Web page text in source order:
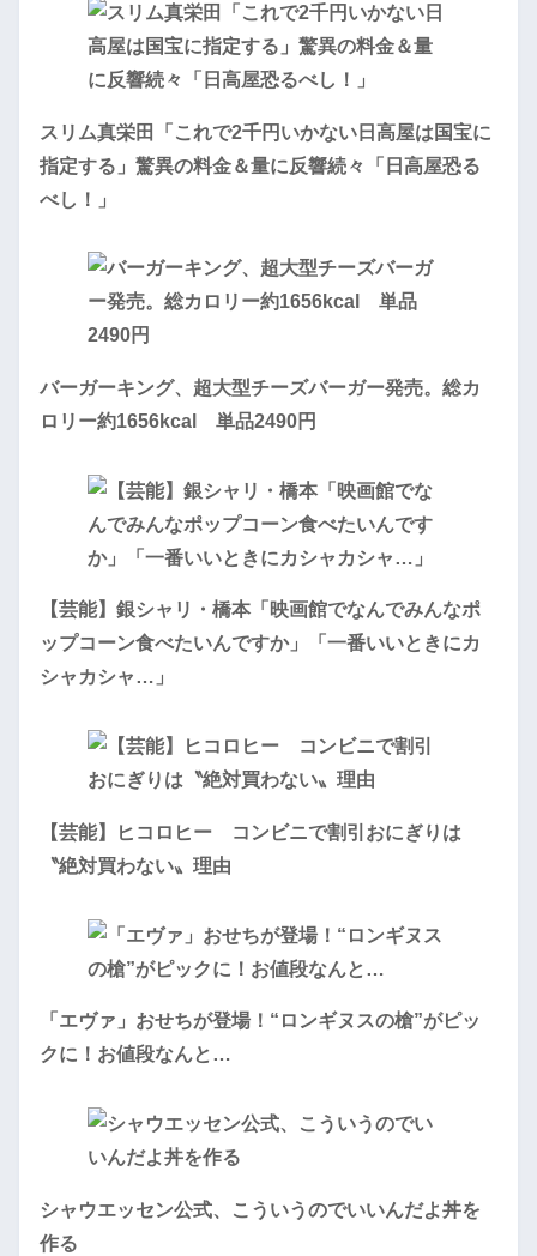
スリム真栄田「これで2千円いかない日高屋は国宝に
指定する」驚異の料金＆量に反響続々「日高屋恐る
べし！」
バーガーキング、超大型チーズバーガー発売。総カ
ロリー約1656kcal 単品2490円
【芸能】銀シャリ・橋本「映画館でなんでみんなポ
ップコーン食べたいんですか」「一番いいときにカ
シャカシャ…」
【芸能】ヒコロヒー コンビニで割引おにぎりは
〝絶対買わない〟理由
「エヴァ」おせちが登場！“ロンギヌスの槍”がピッ
クに！お値段なんと…
シャウエッセン公式、こういうのでいいんだよ丼を
作る